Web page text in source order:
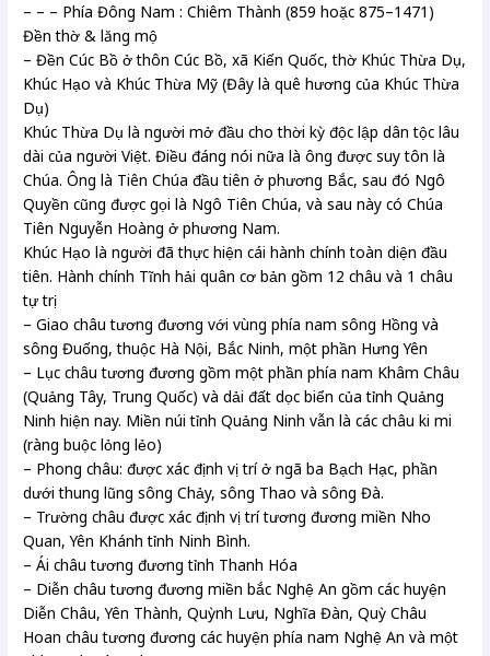
– – – Phía Đông Nam : Chiêm Thành (859 hoặc 875–1471)
Đền thờ & lăng mộ
– Đền Cúc Bồ ở thôn Cúc Bồ, xã Kiến Quốc, thờ Khúc Thừa Dụ,
Khúc Hạo và Khúc Thừa Mỹ (Đây là quê hương của Khúc Thừa
Dụ)
Khúc Thừa Dụ là người mở đầu cho thời kỳ độc lập dân tộc lâu
dài của người Việt. Điều đáng nói nữa là ông được suy tôn là
Chúa. Ông là Tiên Chúa đầu tiên ở phương Bắc, sau đó Ngô
Quyền cũng được gọi là Ngô Tiên Chúa, và sau này có Chúa
Tiên Nguyễn Hoàng ở phương Nam.
Khúc Hạo là người đã thực hiện cái hành chính toàn diện đầu
tiên. Hành chính Tĩnh hải quân cơ bản gồm 12 châu và 1 châu
tự trị
– Giao châu tương đương với vùng phía nam sông Hồng và
sông Đuống, thuộc Hà Nội, Bắc Ninh, một phần Hưng Yên
– Lục châu tương đương gồm một phần phía nam Khâm Châu
(Quảng Tây, Trung Quốc) và dải đất dọc biển của tỉnh Quảng
Ninh hiện nay. Miền núi tỉnh Quảng Ninh vẫn là các châu ki mi
(ràng buộc lỏng lẻo)
– Phong châu: được xác định vị trí ở ngã ba Bạch Hạc, phần
dưới thung lũng sông Chảy, sông Thao và sông Đà.
– Trường châu được xác định vị trí tương đương miền Nho
Quan, Yên Khánh tỉnh Ninh Bình.
– Ái châu tương đương tỉnh Thanh Hóa
– Diễn châu tương đương miền bắc Nghệ An gồm các huyện
Diễn Châu, Yên Thành, Quỳnh Lưu, Nghĩa Đàn, Quỳ Châu
Hoan châu tương đương các huyện phía nam Nghệ An và một